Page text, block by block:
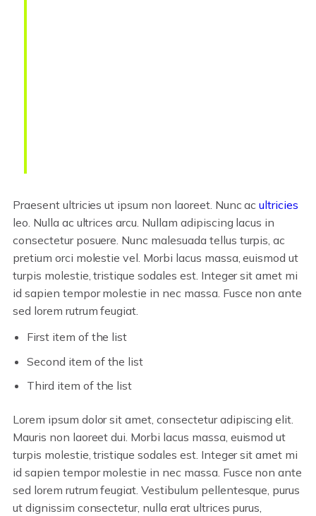
Praesent ultricies ut ipsum non laoreet. Nunc acultricies
leo. Nulla ac ultrices arcu. Nullam adipiscing lacus in
consectetur posuere. Nunc malesuada tellus turpis, ac
pretium orci molestie vel. Morbi lacus massa, euismod ut
turpis molestie, tristique sodales est. Integer sit amet mi
id sapien tempor molestie in nec massa. Fusce non ante
sed lorem rutrum feugiat.
First item of the list
Second item of the list
Third item of the list
Lorem ipsum dolor sit amet, consectetur adipiscing elit.
Mauris non laoreet dui. Morbi lacus massa, euismod ut
turpis molestie, tristique sodales est. Integer sit amet mi
id sapien tempor molestie in nec massa. Fusce non ante
sed lorem rutrum feugiat. Vestibulum pellentesque, purus
ut dignissim consectetur, nulla erat ultrices purus,